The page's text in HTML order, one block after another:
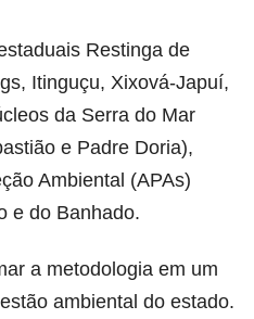
Restinga de
Itinguçu, Xixová-Japuí,
da Serra do Mar
e Padre Doria),
Ambiental (APAs)
e do Banhado.
a metodologia em um
ambiental do estado.